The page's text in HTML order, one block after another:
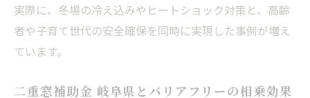
実際に、冬場の冷え込みやヒートショック対策と、高齢
者や子育て世代の安全確保を同時に実現した事例が増え
ています。
二重窓補助金 岐阜県とバリアフリーの相乗効果